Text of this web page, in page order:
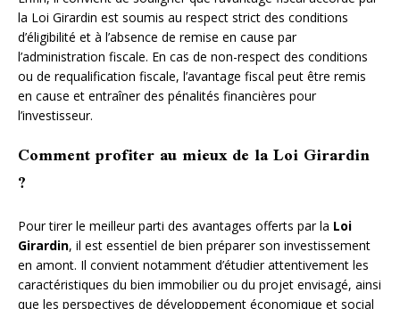
la Loi Girardin est soumis au respect strict des conditions
d’éligibilité et à l’absence de remise en cause par
l’administration fiscale. En cas de non-respect des conditions
ou de requalification fiscale, l’avantage fiscal peut être remis
en cause et entraîner des pénalités financières pour
l’investisseur.
Comment profiter au mieux de la Loi Girardin
?
Pour tirer le meilleur parti des avantages offerts par la Loi
Girardin, il est essentiel de bien préparer son investissement
en amont. Il convient notamment d’étudier attentivement les
caractéristiques du bien immobilier ou du projet envisagé, ainsi
que les perspectives de développement économique et social